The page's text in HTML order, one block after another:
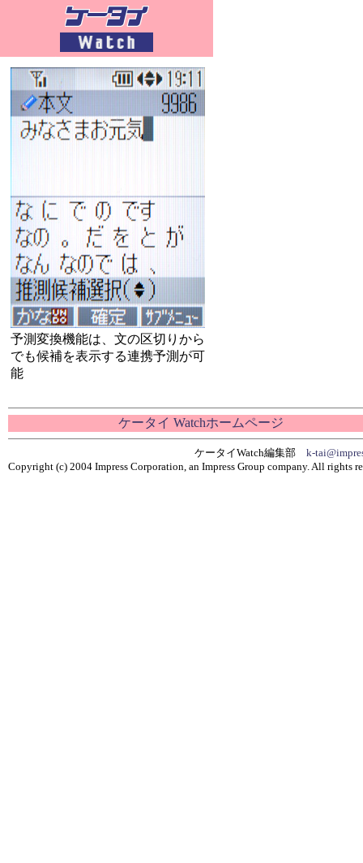
予測変換機能は、文の区切りから
でも候補を表示する連携予測が可
能
ケータイ Watchホームページ
ケータイWatch編集部 k-
Copyright (c) 2004 Impress Corporation, an Impress Group company. All rights